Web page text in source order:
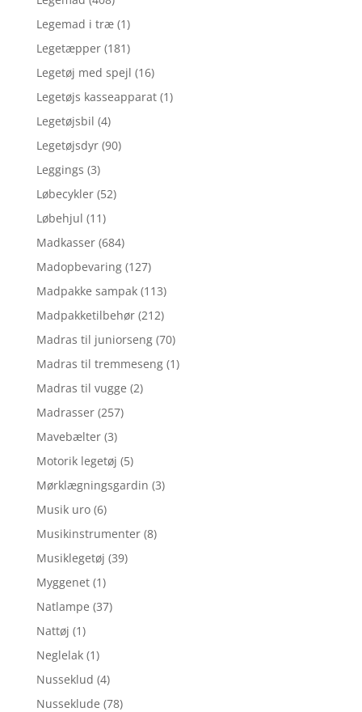
Legemad i træ (1)
Legetæpper (181)
Legetøj med spejl (16)
Legetøjs kasseapparat (1)
Legetøjsbil (4)
Legetøjsdyr (90)
Leggings (3)
Løbecykler (52)
Løbehjul (11)
Madkasser (684)
Madopbevaring (127)
Madpakke sampak (113)
Madpakketilbehør (212)
Madras til juniorseng (70)
Madras til tremmeseng (1)
Madras til vugge (2)
Madrasser (257)
Mavebælter (3)
Motorik legetøj (5)
Mørklægningsgardin (3)
Musik uro (6)
Musikinstrumenter (8)
Musiklegetøj (39)
Myggenet (1)
Natlampe (37)
Nattøj (1)
Neglelak (1)
Nusseklud (4)
Nusseklude (78)